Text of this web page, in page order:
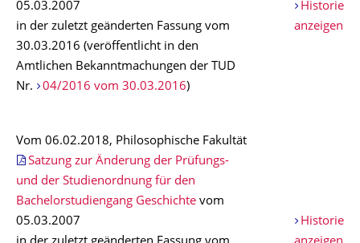
05.03.2007
in der zuletzt geänderten Fassung vom
30.03.2016 (veröffentlicht in den
Amtlichen Bekanntmachungen der TUD
Nr.
04/2016 vom 30.03.2016)
Historie
anzeigen
Vom 06.02.2018, Philosophische Fakultät
Satzung zur Änderung der Prüfungs-
und der Studienordnung für den
Bachelorstudiengang Geschichte vom
05.03.2007
Historie